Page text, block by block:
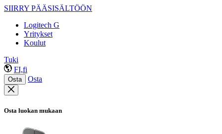
SIIRRY PÄÄSISÄLTÖÖN
Logitech G
Yritykset
Koulut
Tuki
FI,fi
Osta Osta
Osta luokan mukaan